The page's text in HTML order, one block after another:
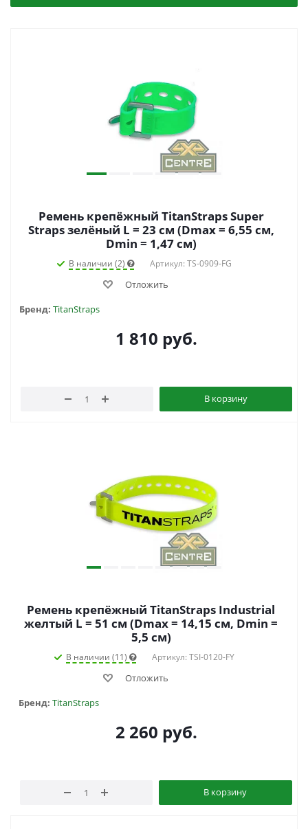
Ремень крепёжный TitanStraps Super
Straps зелёный L = 23 см (Dmax = 6,55 см,
Dmin = 1,47 см)
В наличии (2) Артикул: TS-0909-FG
Отложить
Бренд: TitanStraps
1 810 руб.
В корзину
Ремень крепёжный TitanStraps Industrial
желтый L = 51 см (Dmax = 14,15 см, Dmin =
5,5 см)
В наличии (11) Артикул: TSI-0120-FY
Отложить
Бренд: TitanStraps
2 260 руб.
В корзину